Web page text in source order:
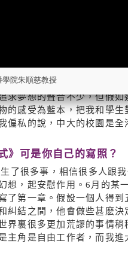
容易，可由於工作太忙，一
把戲拍出來。之後的一年
的「中大成分」嗎？
，對中大感情深厚。在這
了漫長激烈的競爭，進得大
求夢想的聲音不少，但假
的感受為藍本，把我和學
偏私的說，中大的校園是
》可是你自己的寫照？
了很多事，相信很多人跟
想，起安慰作用。6月的某
了第一章。假設一個人得
糾結之間，他會做些甚麽
界裏很多更加荒謬的事情
主角是自由工作者，而我
學院朱順慈教授